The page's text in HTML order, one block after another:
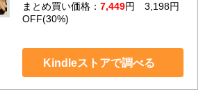
まとめ買い価格： 7,449円 3,198円
OFF(30%)
Kindleストアで調べる